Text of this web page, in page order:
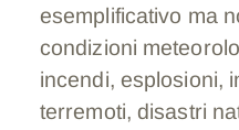
esemplificativo ma
condizioni
incendi, esplosioni,
terremoti, disastri